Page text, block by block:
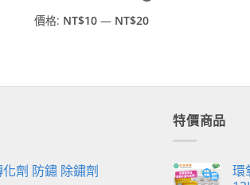
價格: NT$10 — NT$20
劑 防鏽 除鏽劑
特價商品
環